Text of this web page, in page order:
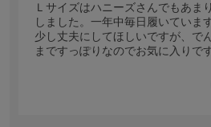
Ｌサイズはハニーズさんでもあま
しました。一年中毎日履いていま
少し丈夫にしてほしいですが、で
まですっぽりなのでお気に入りです